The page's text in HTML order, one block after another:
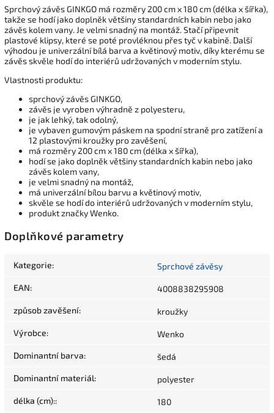
Sprchový závěs GINKGO má rozměry 200 cm x 180 cm (délka x šířka),
takže se hodí jako doplněk většiny standardních kabin nebo jako
závěs kolem vany. Je velmi snadný na montáž. Stačí připevnit
plastové klipsy, které se poté provléknou přes tyč v kabině. Další
výhodou je univerzální bílá barva a květinový motiv, díky kterému se
závěs skvěle hodí do interiérů udržovaných v moderním stylu.
Vlastnosti produktu:
sprchový závěs GINKGO,
závěs je vyroben výhradně z polyesteru,
je jak lehký, tak odolný,
je vybaven gumovým páskem na spodní straně pro zatížení a
12 plastovými kroužky pro zavěšení,
má rozměry 200 cm x 180 cm (délka x šířka),
hodí se jako doplněk většiny standardních kabin nebo jako
závěs kolem vany,
je velmi snadný na montáž,
má univerzální bílou barvu a květinový motiv,
skvěle se hodí do interiérů udržovaných v moderním stylu,
produkt značky Wenko.
Doplňkové parametry
Kategorie: Sprchové závěsy
EAN: 4008838295908
způsob zavěšení: kroužky
Výrobce: Wenko
Dominantní barva: šedá
Dominantní materiál: polyester
délka (cm):: 180